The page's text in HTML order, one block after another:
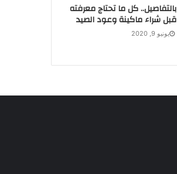
بالتفاصيل.. كل ما تحتاج معرفته
قبل شراء ماكينة وعود الصيد
يونيو 9, 2020